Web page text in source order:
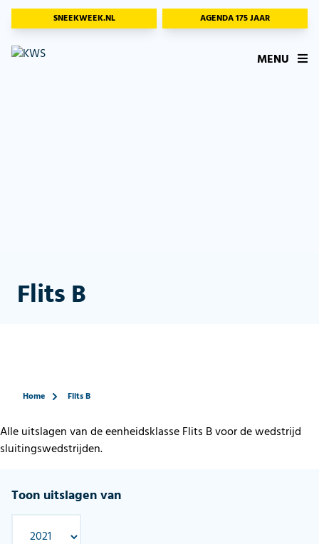
SNEEKWEEK.NL AGENDA 175 JAAR
MENU
Flits B
Home Flits B
Alle uitslagen van de eenheidsklasse Flits B voor de wedstrijd
sluitingswedstrijden.
Toon uitslagen van